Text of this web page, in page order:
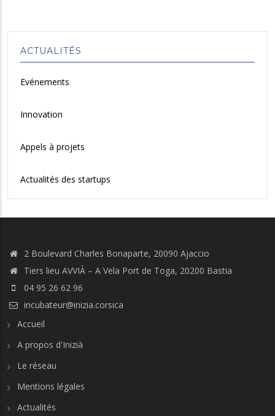
ACTUALITÉS
Evénements
Innovation
Appels à projets
Actualités des startups
2 Boulevard Charles Bonaparte, 20090 Ajaccio
Tiers lieu AVVIÀ – A Vela Port de Toga, 20200 Bastia
04 95 26 62 96
incubateur@inizia.corsica
Accueil
A propos d'Inizià
Le réseau
Mentions légales
Actualités